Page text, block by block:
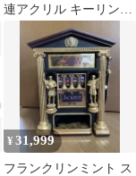
連アクリル キーリング
古川雄輝 キーホルダー
ゼッツ
¥31,999
フランクリンミント ス